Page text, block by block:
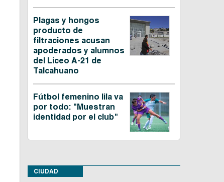
Plagas y hongos
producto de
filtraciones acusan
apoderados y alumnos
del Liceo A-21 de
Talcahuano
Fútbol femenino lila va
por todo: "Muestran
identidad por el club"
CIUDAD